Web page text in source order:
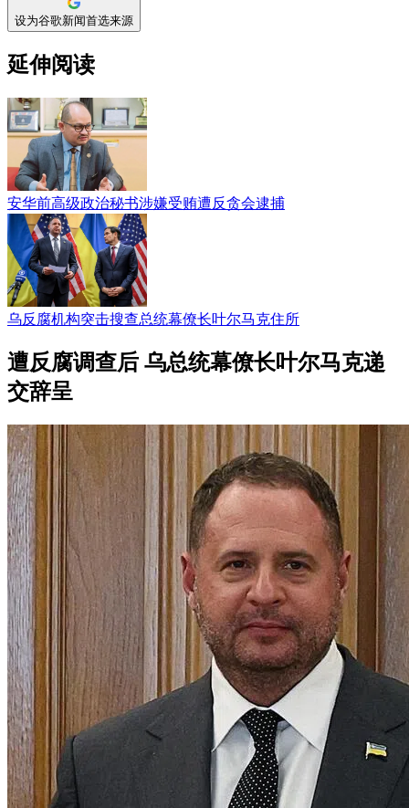
设为谷歌新闻首选来源
延伸阅读
安华前高级政治秘书涉嫌受贿遭反贪会逮捕
乌反腐机构突击搜查总统幕僚长叶尔马克住所
遭反腐调查后 乌总统幕僚长叶尔马克递
交辞呈